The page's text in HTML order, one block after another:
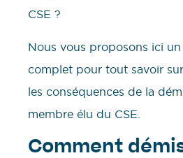
CSE ?
Nous vous proposons ici
complet pour tout savoir
les conséquences de la
membre élu du CSE.
Comment